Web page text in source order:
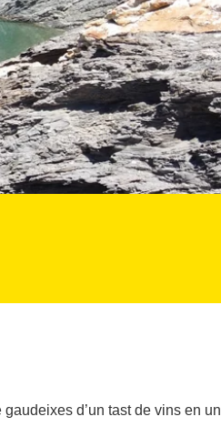
d’un tast de vins en un